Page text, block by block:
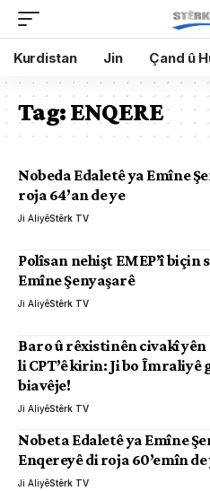
Kurdistan Jin Çand û
Tag:ENQERE
Nobeda Edaletê ya Emîne
roja 64’an de ye
Ji AliyêStêrk TV
Polîsan nehişt EMEP’î biçin
Emîne Şenyaşarê
Ji AliyêStêrk TV
Baro û rêxistinên civakî yên
li CPT’ê kirin: Ji bo Îmraliyê
biavêje!
Ji AliyêStêrk TV
Nobeta Edaletê ya Emîne
Enqereyê di roja 60’emîn de
Ji AliyêStêrk TV